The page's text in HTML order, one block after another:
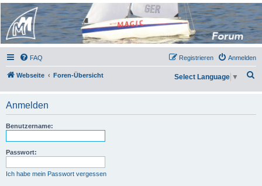
Micro Magic Forum
Deutschland
FAQ Anmelden
Registrieren
Webseite Foren-Übersicht
h
Select Language ▼
Anmelden
Benutzername:
Passwort:
Ich habe mein Passwort vergessen